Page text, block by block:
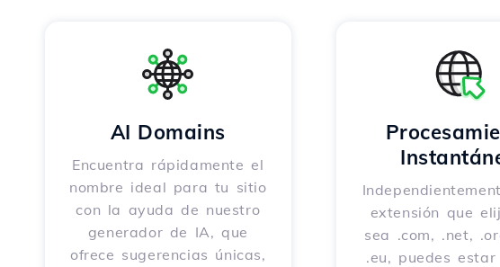
AI Domains
Encuentra rápidamente el
nombre ideal para tu sitio
con la ayuda de nuestro
generador de IA, que
ofrece sugerencias únicas,
extensión que
sea .com, .net,
.eu, puedes estar